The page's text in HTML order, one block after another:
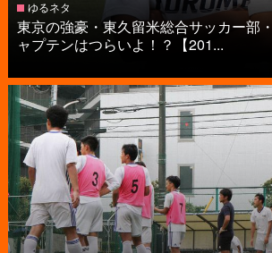
ゆるネタ
東京の強豪・東久留米総合サッカー部
ャプテンはつらいよ！？【201...